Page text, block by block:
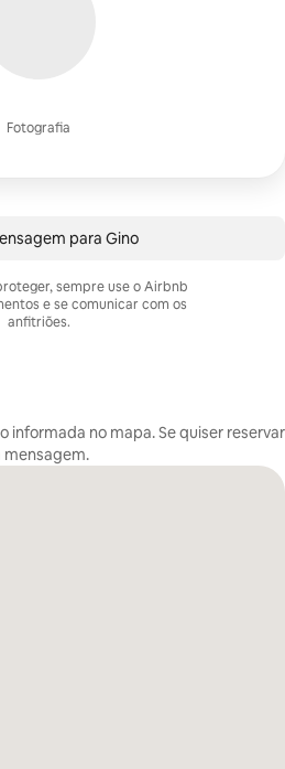
Fotografia
para Gino
sempre use o Airbnb
e se comunicar com os
anfitriões.
informada no mapa. Se quiser reservar
mensagem.